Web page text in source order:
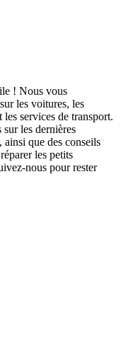
! Nous vous
les voitures, les
les services de transport.
les dernières
ainsi que des conseils
les petits
nous pour rester